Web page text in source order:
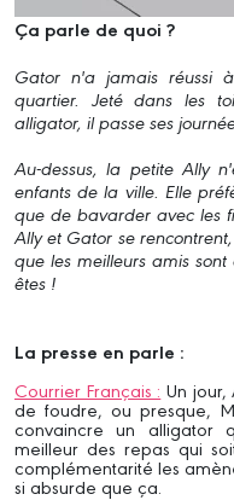
Ça parle de quoi ?
Gator n'a jamais réussi
quartier. Jeté dans les
alligator, il passe ses
Au-dessus, la petite Ally
enfants de la ville. Elle
que de bavarder avec les
Ally et Gator se
que les meilleurs amis
êtes !
La presse en parle :
Courrier Français : Un
de foudre, ou presque,
convaincre un alligator
meilleur des repas qui
complémentarité les
si absurde que ça.